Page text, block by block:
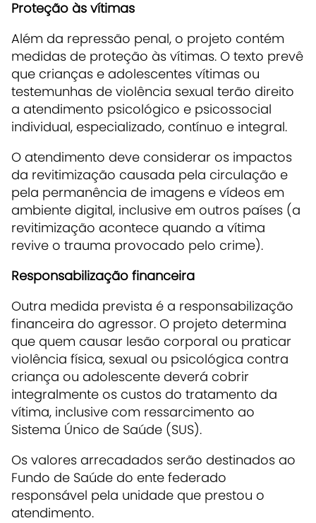
Proteção às vítimas
Além da repressão penal, o projeto contém
medidas de proteção às vítimas. O texto prevê
que crianças e adolescentes vítimas ou
testemunhas de violência sexual terão direito
a atendimento psicológico e psicossocial
individual, especializado, contínuo e integral.
O atendimento deve considerar os impactos
da revitimização causada pela circulação e
pela permanência de imagens e vídeos em
ambiente digital, inclusive em outros países (a
revitimização acontece quando a vítima
revive o trauma provocado pelo crime).
Responsabilização financeira
Outra medida prevista é a responsabilização
financeira do agressor. O projeto determina
que quem causar lesão corporal ou praticar
violência física, sexual ou psicológica contra
criança ou adolescente deverá cobrir
integralmente os custos do tratamento da
vítima, inclusive com ressarcimento ao
Sistema Único de Saúde (SUS).
Os valores arrecadados serão destinados ao
Fundo de Saúde do ente federado
responsável pela unidade que prestou o
atendimento.